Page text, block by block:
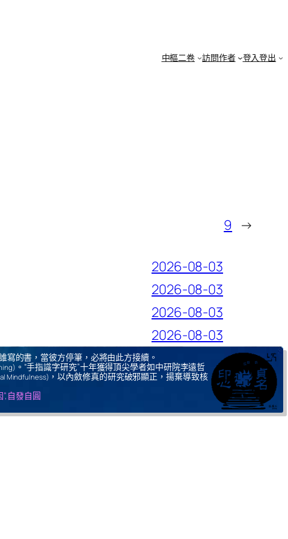
中樞二卷 訪問作者 登入登出
9 →
2026-08-03
2026-08-03
2026-08-03
2026-08-03
的書，當彼方停筆，必將由此方接續。
。“手指識字研究”十年獲得頂尖學者如中研院李遠哲
Mindfulness) ，以內斂修真的研究破邪顯正，揚棄導致核
自發自圓